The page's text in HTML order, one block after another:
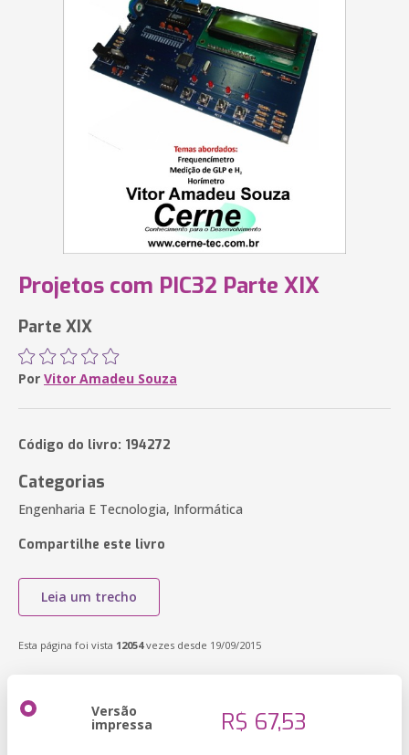
Projetos com PIC32 Parte XIX
Parte XIX
Por Vitor Amadeu Souza
Código do livro: 194272
Categorias
Engenharia E Tecnologia, Informática
Compartilhe este livro
Leia um trecho
Esta página foi vista 12054vezes desde 19/09/2015
Versão
impressa R$ 67,53